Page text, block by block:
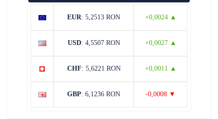
EUR: 5,2513 RON +0,0024 ▲
USD: 4,5507 RON +0,0027 ▲
CHF: 5,6221 RON +0,0011 ▲
GBP: 6,1236 RON -0,0008 ▼